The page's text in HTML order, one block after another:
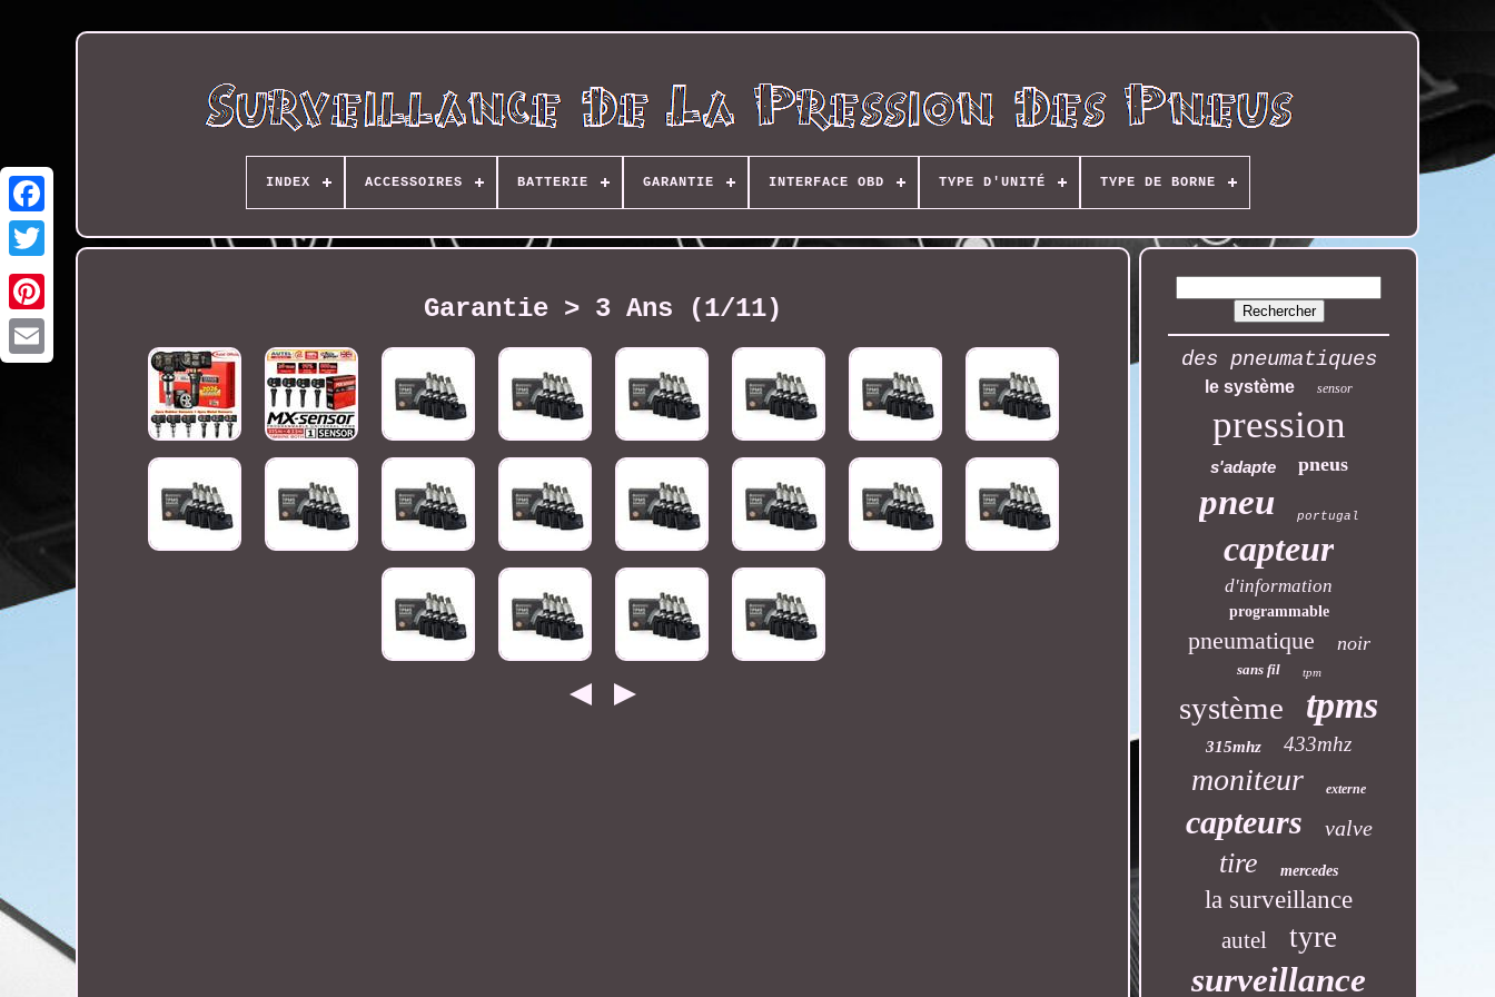
INDEX ACCESSOIRES BATTERIE GARANTIE INTERFACE OBD TYPE D'UNITÉ TYPE DE BORNE
Garantie > 3 Ans (1/11)
des pneumatiques
le système sensor
pression
s'adapte pneus
pneu portugal
capteur
d'information
programmable
pneumatique noir
sans fil tpm
système tpms
315mhz 433mhz
moniteur externe
capteurs valve
tire mercedes
la surveillance
autel tyre
surveillance